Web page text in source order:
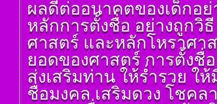
เรียนรู้โดยไม่ต้องถาม)
โดย สอ้าน นาคเพชร
พูล(สีดิน) บทที่ ๗ ดวง
ราศีจักร
โ ห ร า ส า ด (ฉบับ
เรียนรู้โดยไม่ต้องถาม)
โดย สอ้าน นาคเพชร
พูล(สีดิน) บทที่ ๘ ดวง
เกษตร
โ ห ร า ส า ด (ฉบับ
ดูดวง ราศีกันย์
ดูดวงราศีตุลย์
ดูดวง ราศีพิจิก
ดูดวง ราศีธนู
ดูดวง ราศีมังกร
ราศีมีน
ดูดวง ราศีกุมภ์
ผลดีต่ออนาคตของเด็กอย่
หลักการตั้งชื่อ อย่างถูกวิ
ศาสตร์ และหลักโหราศา
ยอดของศาสตร์ การตั้งชื่
ส่งเสริมท่าน ให้ร่ำรวย ใ
ชื่อมงคล เสริมดวง โชคล